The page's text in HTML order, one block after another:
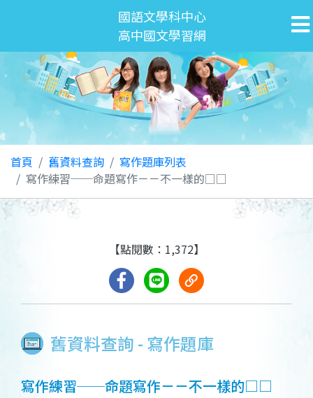
國語文學科中心
高中國文學習網
首頁 舊資料查詢
寫作題庫列表
寫作練習──命題寫作－－不一樣的□□
舊資料查詢 - 寫作題庫
【點閱數：1,372】
寫作練習──命題寫作－－不一樣的□□